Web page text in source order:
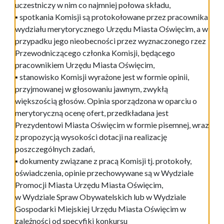
uczestniczy w nim co najmniej połowa składu,
▪ spotkania Komisji są protokołowane przez pracownika
wydziału merytorycznego Urzędu Miasta Oświęcim, a w
przypadku jego nieobecności przez wyznaczonego rzez
Przewodniczącego członka Komisji, będącego
pracownikiem Urzędu Miasta Oświęcim,
▪ stanowisko Komisji wyrażone jest w formie opinii,
przyjmowanej w głosowaniu jawnym, zwykłą
większością głosów. Opinia sporządzona w oparciu o
merytoryczną ocenę ofert, przedkładana jest
Prezydentowi Miasta Oświęcim w formie pisemnej, wraz
z propozycją wysokości dotacji na realizację
poszczególnych zadań,
▪ dokumenty związane z pracą Komisji tj. protokoły,
oświadczenia, opinie przechowywane są w Wydziale
Promocji Miasta Urzędu Miasta Oświęcim,
w Wydziale Spraw Obywatelskich lub w Wydziale
Gospodarki Miejskiej Urzędu Miasta Oświęcim w
zależności od specyfiki konkursu